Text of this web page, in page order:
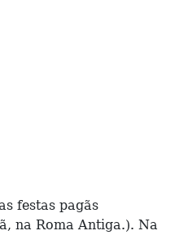
festas pagãs
na Roma Antiga.). Na